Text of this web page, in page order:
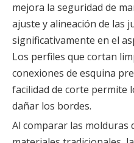
mejora la seguridad de
ajuste y alineación de las
significativamente en el
Los perfiles que cortan
conexiones de esquina
facilidad de corte permite
dañar los bordes.
Al comparar las molduras